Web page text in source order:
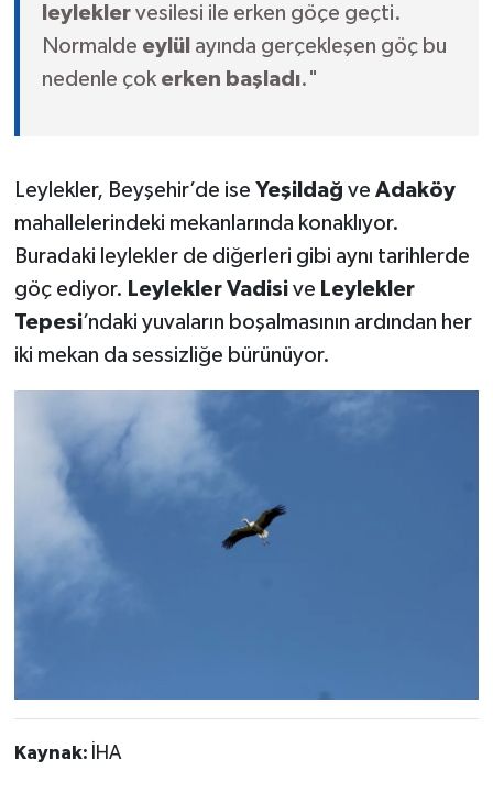
leyleklervesilesi ile erken göçe geçti.
Normalde eylül ayında gerçekleşen göç bu
nedenle çok erken başladı."
Leylekler, Beyşehir’de ise Yeşildağ ve Adaköy
mahallelerindeki mekanlarında konaklıyor.
Buradaki leylekler de diğerleri gibi aynı tarihlerde
göç ediyor. Leylekler Vadisi ve Leylekler
Tepesi’ndaki yuvaların boşalmasının ardından her
iki mekan da sessizliğe bürünüyor.
Kaynak: İHA